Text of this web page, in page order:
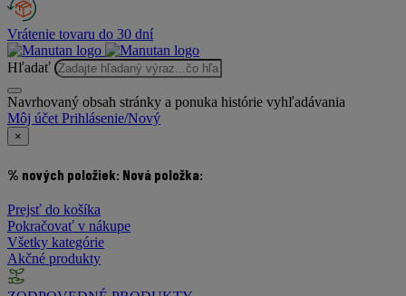
Vrátenie tovaru do 30 dní
Hľadať
Navrhovaný obsah stránky a ponuka histórie vyhľadávania
Môj účet Prihlásenie/Nový
×
% nových položiek: Nová položka:
Prejsť do košíka
Pokračovať v nákupe
Všetky kategórie
Akčné produkty